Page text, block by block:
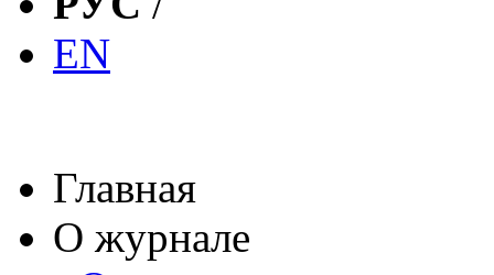
EN
Главная
О журнале